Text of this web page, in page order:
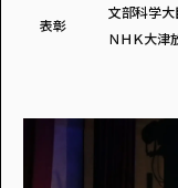
表彰
文部科学大
ＮＨＫ大津